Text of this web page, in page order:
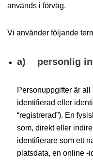
används i förväg.
Vi använder följande
a) personlig
Personuppgifter är
identifierad eller
“registrerad”). En
som, direkt eller
identifierare som ett
platsdata, en online -